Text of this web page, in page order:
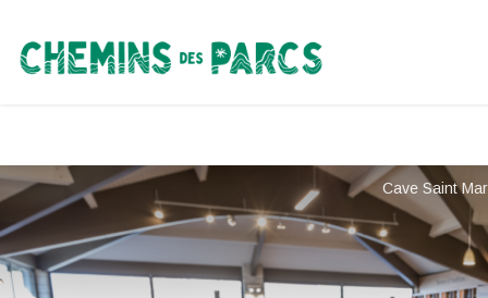
Chemins des Parcs
Cave Saint